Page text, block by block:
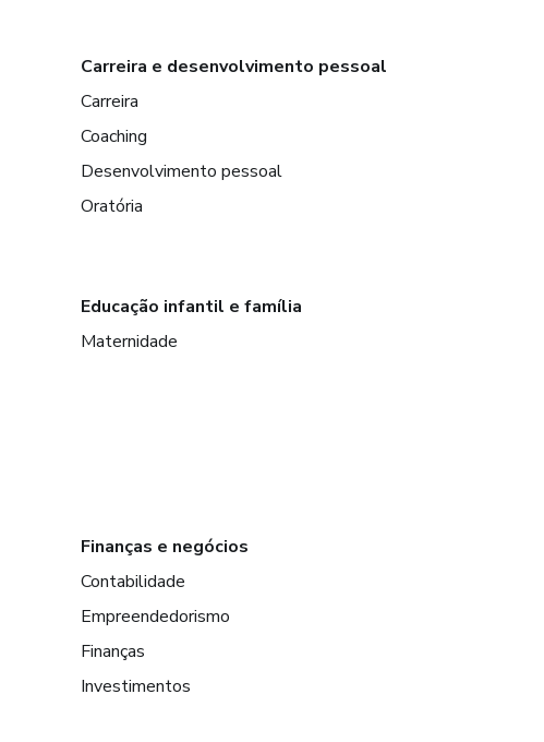
Carreira e desenvolvimento pessoal
Carreira
Coaching
Desenvolvimento pessoal
Oratória
Educação infantil e família
Maternidade
Finanças e negócios
Contabilidade
Empreendedorismo
Finanças
Investimentos